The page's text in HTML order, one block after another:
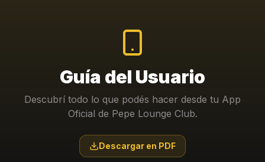
Guía del Usuario
Descubrí todo lo que podés hacer desde tu App
Oficial de Pepe Lounge Club.
Descargar en PDF